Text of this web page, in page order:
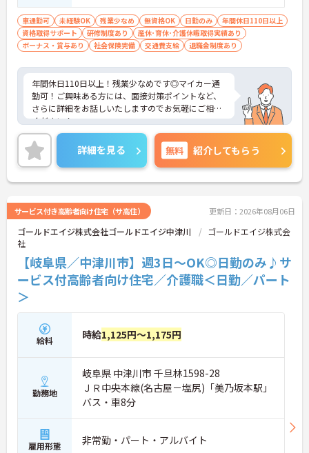
車通勤可 未経験OK 残業少なめ 無資格OK 日勤のみ
年間休日110日以上
資格取得サポート
研修制度あり
産休･育休･介護休暇取得実績あり
ボーナス・賞与あり
社会保険完備 交通費支給 退職金制度あり
年間休日110日以上！残業少なめです◎マイカー通
勤可！ご興味ある方には、面接対策ポイントなど、
さらに詳細をお話しいたしますのでお気軽にご相談
ください！
詳細を見る 無料 紹介してもらう
サービス付き高齢者向け住宅（サ高住） 更新日：2026年08月06日
ゴールドエイジ株式会社ゴールドエイジ中津川
ゴールドエイジ株式会
社
【岐阜県／中津川市】週3日～OK◎日勤のみ♪サ
ービス付高齢者向け住宅／介護職＜日勤／パート
＞
給料 時給1,125円～1,175円
勤務地
岐阜県 中津川市 千旦林1598-28
ＪＲ中央本線(名古屋－塩尻)「美乃坂本駅」
バス・車8分
雇用形態 非常勤・パート・アルバイト